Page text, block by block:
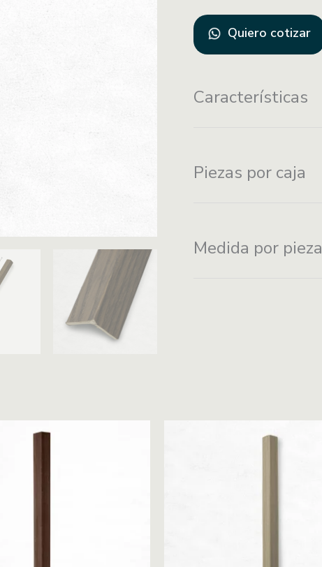
Quiero cotizar
Características
Fijación con pijas
Piezas por caja
Medida por pieza